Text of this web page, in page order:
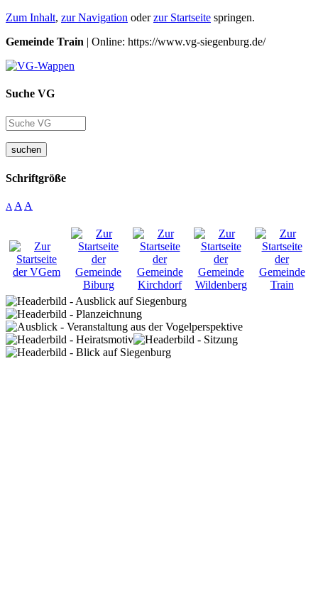
Zum Inhalt, zur Navigation oderzur Startseite springen.
Gemeinde Train | Online: https://www.vg-siegenburg.de/
Suche VG
suchen
Schriftgröße
A A A